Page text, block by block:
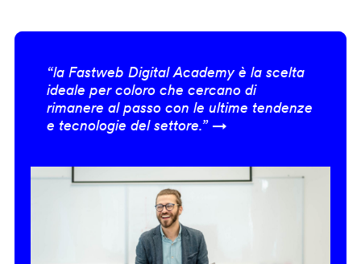
“la Fastweb Digital Academy è la scelta
ideale per coloro che cercano di
rimanere al passo con le ultime tendenze
e tecnologie del settore.” →